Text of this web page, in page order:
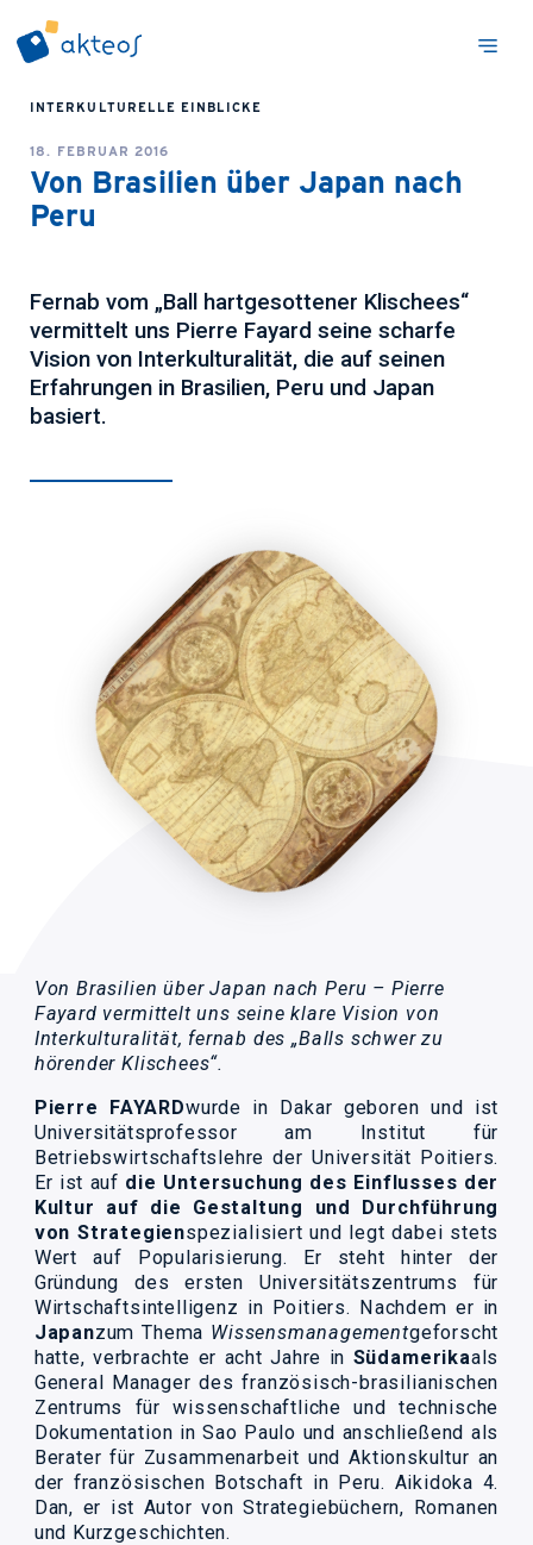
INTERKULTURELLE EINBLICKE
18. FEBRUAR 2016
Von Brasilien über Japan nach
Peru
Fernab vom „Ball hartgesottener Klischees“
vermittelt uns Pierre Fayard seine scharfe
Vision von Interkulturalität, die auf seinen
Erfahrungen in Brasilien, Peru und Japan
basiert.
Von Brasilien über Japan nach Peru – Pierre
Fayard vermittelt uns seine klare Vision von
Interkulturalität, fernab des „Balls schwer zu
hörender Klischees“.
Pierre FAYARDwurde in Dakar geboren und ist
Universitätsprofessor am Institut für
Betriebswirtschaftslehre der Universität Poitiers.
Er ist auf die Untersuchung des Einflusses der
Kultur auf die Gestaltung und Durchführung
von Strategienspezialisiert und legt dabei stets
Wert auf Popularisierung. Er steht hinter der
Gründung des ersten Universitätszentrums für
Wirtschaftsintelligenz in Poitiers. Nachdem er in
Japanzum Thema Wissensmanagementgeforscht
hatte, verbrachte er acht Jahre in Südamerikaals
General Manager des französisch-brasilianischen
Zentrums für wissenschaftliche und technische
Dokumentation in Sao Paulo und anschließend als
Berater für Zusammenarbeit und Aktionskultur an
der französischen Botschaft in Peru. Aikidoka 4.
Dan, er ist Autor von Strategiebüchern, Romanen
und Kurzgeschichten.